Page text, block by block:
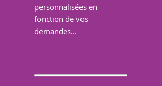
personnalisées en
fonction de vos
demandes...